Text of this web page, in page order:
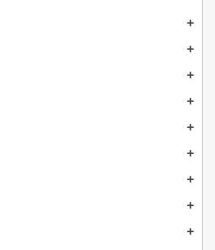
add
add
add
add
add
add
add
add
add